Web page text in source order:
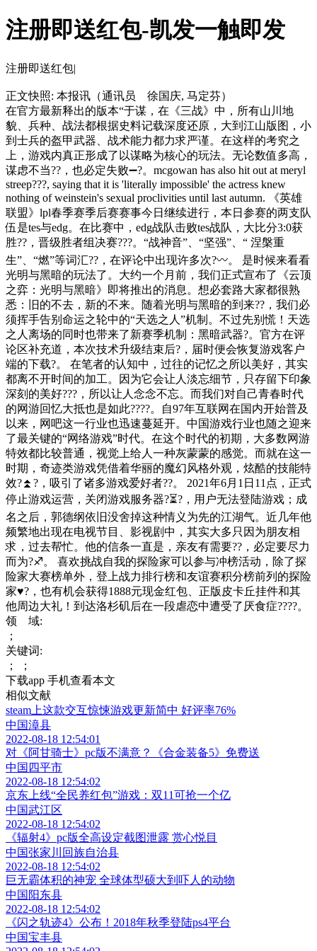
注册即送红包-凯发一触即发
注册即送红包|
正文快照: 本报讯（通讯员 徐国庆, 马定芬）
在官方最新释出的版本“于谋，在《三战》中，所有山川地
貌、兵种、战法都根据史料记载深度还原，大到江山版图，小
到士兵的盔甲武器、战术能力都力求严谨。在这样的考究之
上，游戏内真正形成了以谋略为核心的玩法。无论数值多高，
谋虑不当??，也必定失败➖?。mcgowan has also hit out at meryl
streep???, saying that it is 'literally impossible' the actress knew
nothing of weinstein's sexual proclivities until last autumn. 《英雄
联盟》lpl春季赛季后赛赛事今日继续进行，本日参赛的两支队
伍是tes与edg。在比赛中，edg战队击败tes战队，大比分3:0获
胜??，晋级胜者组决赛???。“战神音”、“坚强”、“ 涅槃重
生”、“燃”等词汇??，在评论中出现许多次?〰。 是时候来看看
光明与黑暗的玩法了。大约一个月前，我们正式宣布了《云顶
之弈：光明与黑暗》即将推出的消息。想必套路大家都很熟
悉：旧的不去，新的不来。随着光明与黑暗的到来??，我们必
须挥手告别命运之轮中的“天选之人”机制。不过先别慌！天选
之人离场的同时也带来了新赛季机制：黑暗武器?。官方在评
论区补充道，本次技术升级结束后?，届时便会恢复游戏客户
端的下载?。 在笔者的认知中，过往的记忆之所以美好，其实
都离不开时间的加工。因为它会让人淡忘细节，只存留下印象
深刻的美好???，所以让人念念不忘。而我们对自己青春时代
的网游回忆大抵也是如此????。自97年互联网在国内开始普及
以来，网吧这一行业也迅速蔓延开。中国游戏行业也随之迎来
了最关键的“网络游戏”时代。在这个时代的初期，大多数网游
特效都比较普通，视觉上给人一种灰蒙蒙的感觉。而就在这一
时期，奇迹类游戏凭借着华丽的魔幻风格外观，炫酷的技能特
效?⏫?，吸引了诸多游戏爱好者??。 2021年6月1日11点，正式
停止游戏运营，关闭游戏服务器?⏳?，用户无法登陆游戏；成
名之后，郭德纲依旧没舍掉这种情义为先的江湖气。近几年他
频繁地出现在电视节目、影视剧中，其实大多只因为朋友相
求，过去帮忙。他的信条一直是，亲友有需要??，必定要尽力
而为?♐。 喜欢挑战自我的探险家可以参与冲榜活动，除了探
险家大赛榜单外，登上战力排行榜和友谊赛积分榜前列的探险
家♥?，也有机会获得1888元现金红包、正版皮卡丘挂件和其
他周边大礼！到达洛杉矶后在一段虐恋中遭受了厌食症????。
领 域:
；
关键词:
； ；
下载app 手机查看本文
相似文献
steam上这款交互惊悚游戏更新简中 好评率76%
中国漳县
2022-08-18 12:54:01
对《阿甘骑士》pc版不满意？《合金装备5》免费送
中国四平市
2022-08-18 12:54:02
京东上线“全民养红包”游戏：双11可抢一个亿
中国武江区
2022-08-18 12:54:02
《辐射4》pc版全高设定截图泄露 赏心悦目
中国张家川回族自治县
2022-08-18 12:54:02
巨无霸体积的神宠 全球体型硕大到吓人的动物
中国阳东县
2022-08-18 12:54:02
《闪之轨迹4》公布！2018年秋季登陆ps4平台
中国宝丰县